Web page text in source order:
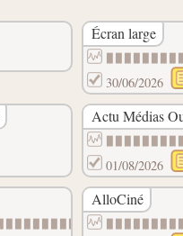
Écran large
30/06/2026
Actu Médias
01/08/2026
AlloCiné